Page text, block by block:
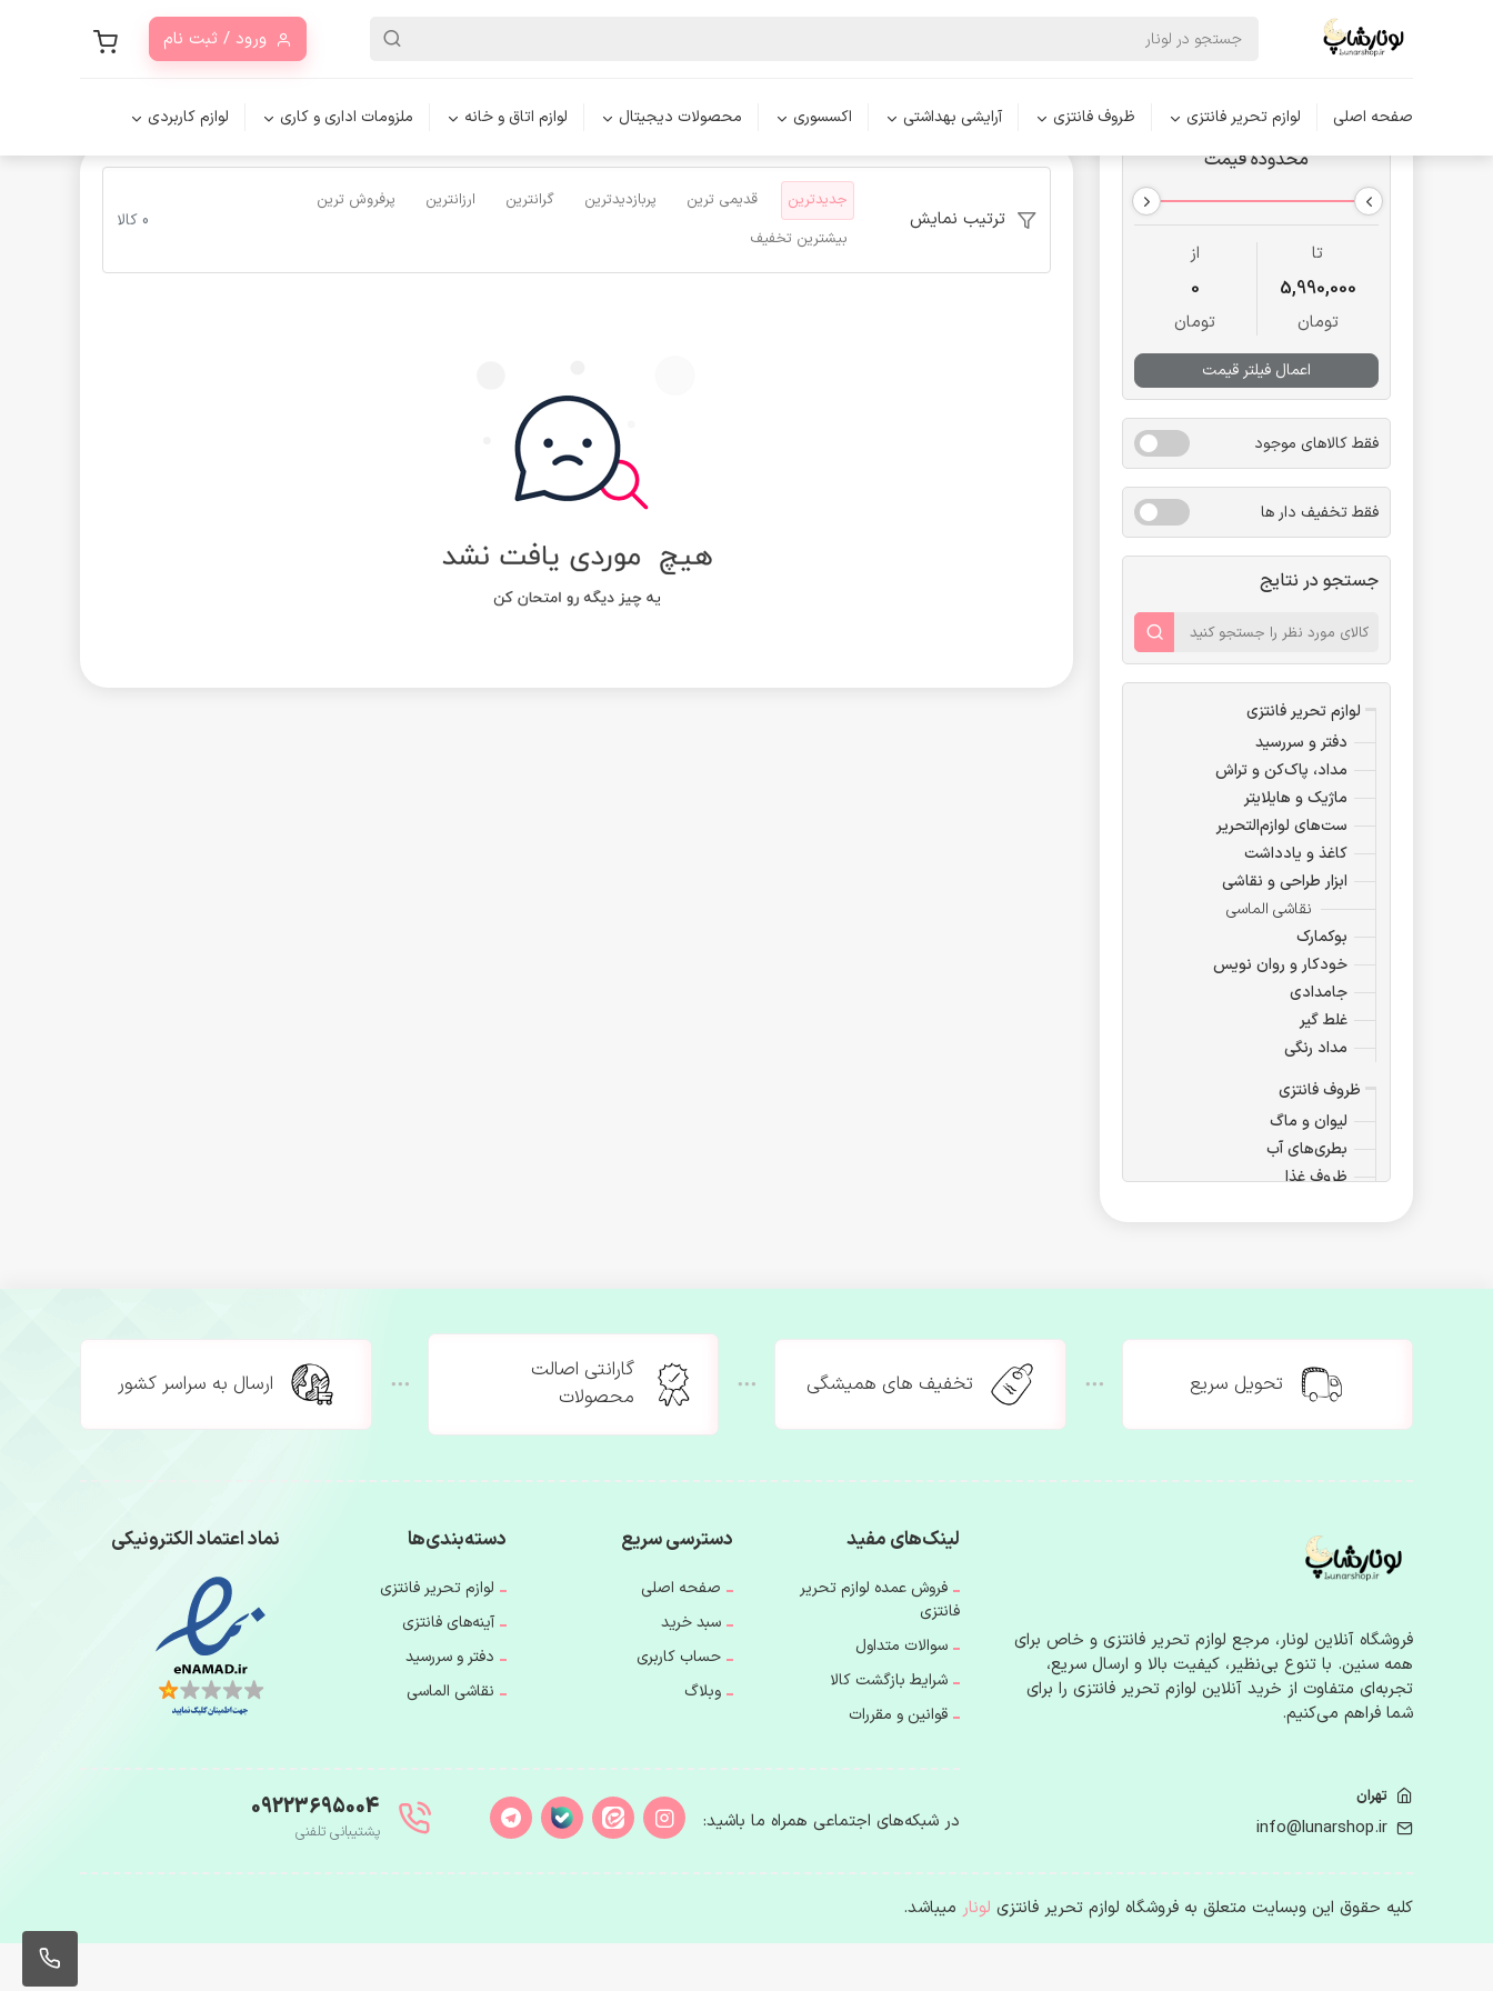
ورود / ثبت نام
صفحه اصلی لوازم تحریر فانتزی ظروف فانتزی آرایشی بهداشتی اکسسوری محصولات دیجیتال لوازم اتاق و خانه ملزومات اداری و کاری لوازم کاربردی
محدوده قیمت
تا
5,990,000
تومان
از
0
تومان
اعمال فیلتر قیمت
فقط کالاهای موجود
فقط تخفیف دار ها
جستجو در نتایج
لوازم تحریر فانتزی
دفتر و سررسید
مداد، پاک‌کن و تراش
ماژیک و هایلایتر
ست‌های لوازم‌التحریر
کاغذ و یادداشت
ابزار طراحی و نقاشی
نقاشی الماسی
بوکمارک
خودکار و روان نویس
جامدادی
غلط گیر
مداد رنگی
ظروف فانتزی
لیوان و ماگ
بطری‌های آب
ظروف غذا
اسموتی
لوازم آرایشی
اکسسوری
جواهرات فانتزی
کیف‌های کوچک
عینک آفتابی
ساعت‌های فانتزی
هدایا و محصولات خاص
استند و نگهدارنده گوشی
لوازم اتاق و خانه
لوازم تحریر فانتزی لونار محصولات آرایشی بهداشتی مسواک
ترتیب نمایش
جدیدترین قدیمی ترین پربازدیدترین گرانترین ارزانترین
پرفروش ترین
بیشترین تخفیف
0 کالا
تحویل سریع تخفیف های همیشگی
گارانتی اصالت
محصولات
ارسال به سراسر کشور
فروشگاه آنلاین لونار، مرجع لوازم‌ تحریر فانتزی و خاص برای
همه سنین. با تنوع بی‌نظیر، کیفیت بالا و ارسال سریع،
تجربه‌ای متفاوت از خرید آنلاین لوازم‌ تحریر فانتزی را برای
شما فراهم می‌کنیم.
تهران
info@lunarshop.ir
لینک‌های مفید
فروش عمده لوازم تحریر
فانتزی
سوالات متداول
شرایط بازگشت کالا
قوانین و مقررات
دسترسی سریع
صفحه اصلی
سبد خرید
حساب کاربری
وبلاگ
دسته‌بندی‌ها
لوازم تحریر فانتزی
آینه‌های فانتزی
دفتر و سررسید
نقاشی الماسی
نماد اعتماد الکترونیکی
در شبکه‌های اجتماعی همراه ما باشید: 09223695004
پشتیبانی تلفنی
کلیه حقوق این وبسایت متعلق به فروشگاه لوازم تحریر فانتزی لونار میباشد.